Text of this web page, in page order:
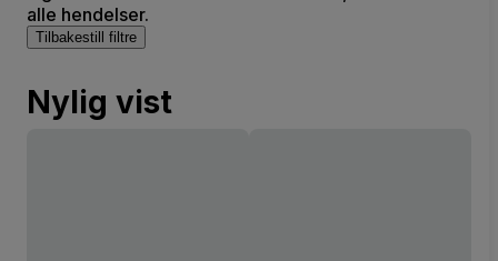
alle hendelser.
Tilbakestill filtre
Nylig vist